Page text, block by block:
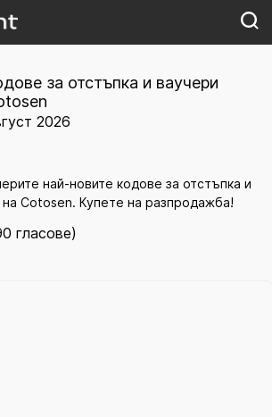
за отстъпка и ваучери
2026
най-новите кодове за отстъпка и
Cotosen. Купете на разпродажба!
гласове)